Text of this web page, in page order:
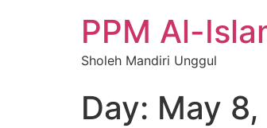
PPM Al-
Sholeh Mandiri Unggul
Day: May